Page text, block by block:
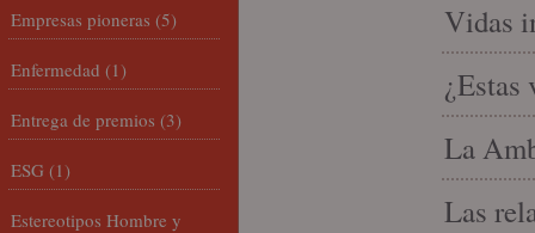
Vidas
¿Estas
La
Las
Empresas pioneras (5)
Enfermedad (1)
Entrega de premios (3)
ESG (1)
Estereotipos Hombre y